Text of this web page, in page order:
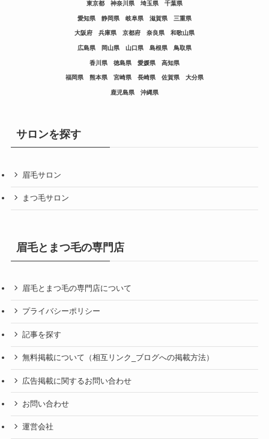
東京都 神奈川県 埼玉県 千葉県
愛知県 静岡県 岐阜県 滋賀県 三重県
大阪府 兵庫県 京都府 奈良県 和歌山県
広島県 岡山県 山口県 島根県 鳥取県
香川県 徳島県 愛媛県 高知県
福岡県 熊本県 宮崎県 長崎県 佐賀県 大分県
鹿児島県 沖縄県
サロンを探す
眉毛サロン
まつ毛サロン
眉毛とまつ毛の専門店
眉毛とまつ毛の専門店について
プライバシーポリシー
記事を探す
無料掲載について（相互リンク_ブログへの掲載方法）
広告掲載に関するお問い合わせ
お問い合わせ
運営会社